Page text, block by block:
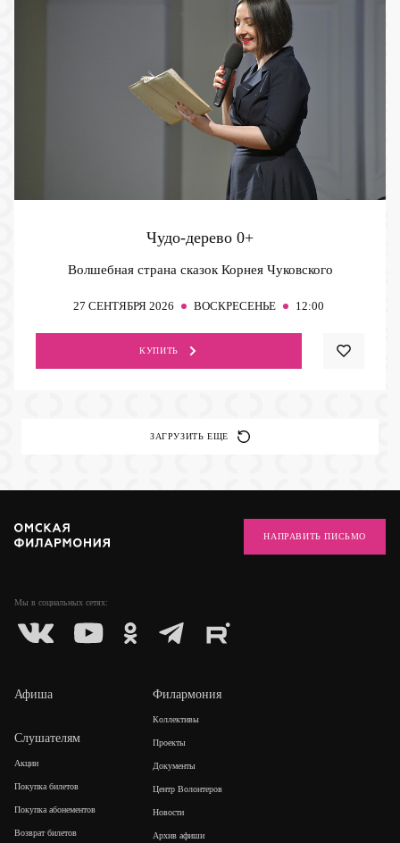
Чудо-дерево 0+
Волшебная страна сказок Корнея Чуковского
27 СЕНТЯБРЯ 2026 ВОСКРЕСЕНЬЕ 12:00
КУПИТЬ
ЗАГРУЗИТЬ ЕЩЕ
Мы в социальных сетях:
НАПРАВИТЬ ПИСЬМО
Афиша
Слушателям
Акции
Покупка билетов
Покупка абонементов
Возврат билетов
Филармония
Коллективы
Проекты
Документы
Центр Волонтеров
Новости
Архив афиши